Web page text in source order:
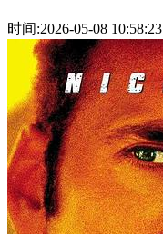
时间:2026-05-08 10:58:23